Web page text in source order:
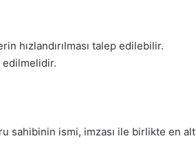
hızlandırılması talep edilebilir.
sahibinin ismi, imzası ile birlikte en alt